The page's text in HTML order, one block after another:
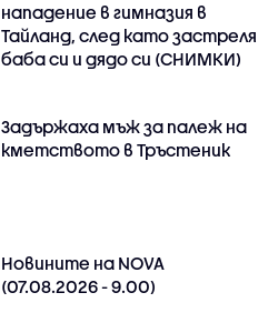
нападение в гимназия в
Тайланд, след като застреля
баба си и дядо си (СНИМКИ)
Задържаха мъж за палеж на
кметството в Тръстеник
Новините на NOVA
(07.08.2026 - 9.00)